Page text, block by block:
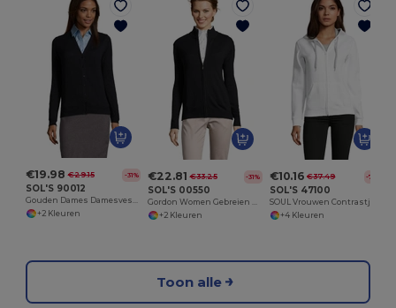
€19.98 €29.15 -31%
SOL'S 90012
Gouden Dames Damesvest V Hals Met Knopen
+2 Kleuren
€22.81 €33.25 -31%
SOL'S 00550
Gordon Women Gebreien Dames Cardigan Met Rits
+2 Kleuren
€10.16 €37.49 -73%
SOL'S 47100
+4 Kleuren
Toon alle